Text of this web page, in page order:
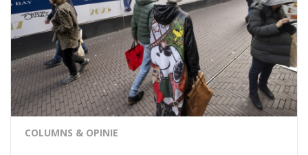
COLUMNS & OPINIE